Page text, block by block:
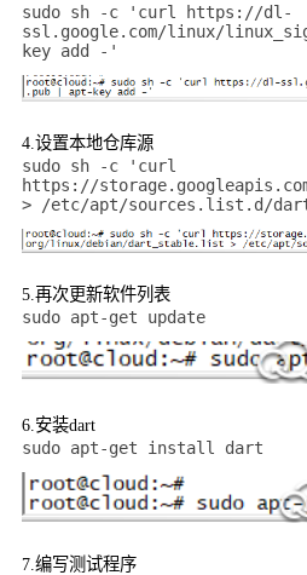
sudo sh -c 'curl https://dl-
ssl.google.com/linux/
key add -'
4.设置本地仓库源
sudo sh -c 'curl
https://
> /etc/apt/sources.list.d/
5. 再次更新软件列表
sudo apt-get update
6. 安装dart
sudo apt-get install dart
7. 编写测试程序